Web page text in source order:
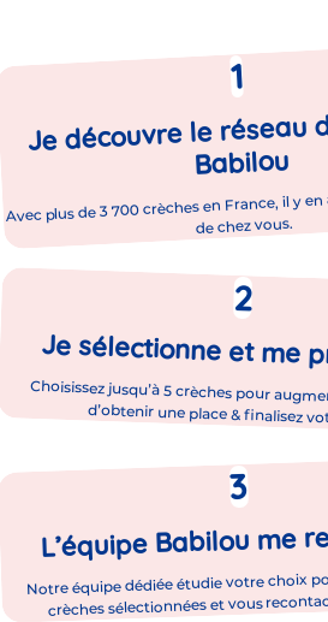
Je découvre le réseau
Babilou
Avec plus de 3 700 crèches en France, il y
de chez vous.
Je sélectionne et me
Choisissez jusqu’à 5 crèches pour
d’obtenir une place & finalisez
L’équipe Babilou me
Notre équipe dédiée étudie votre choix
crèches sélectionnées et vous